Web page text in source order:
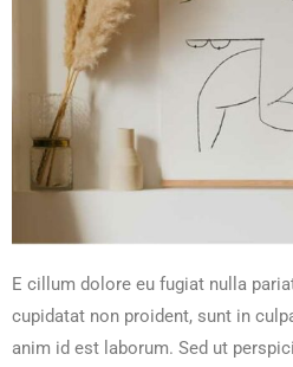
E cillum dolore eu fugiat nulla
cupidatat non proident, sunt in
anim id est laborum. Sed ut